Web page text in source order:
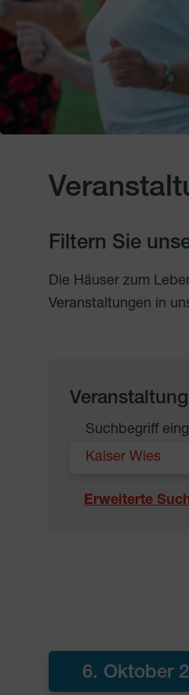
Filtern Sie
Die Häuser zum
Veranstaltungen in
Suchbegriff
Erweiterte
6. Oktober